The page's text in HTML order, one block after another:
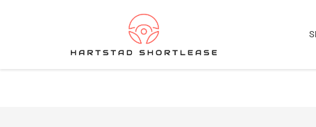
4.5 / 5.0
10+ jaar ervaring in shortlease – Betrouwbaar &